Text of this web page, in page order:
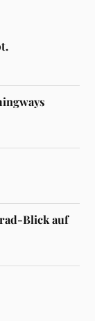
Blick auf